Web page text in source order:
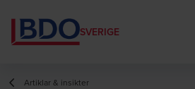
SVERIGE
Artiklar & insikter